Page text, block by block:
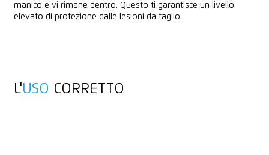
manico e vi rimane dentro. Questo ti garantisce un livello
elevato di protezione dalle lesioni da taglio.
L'USO CORRETTO